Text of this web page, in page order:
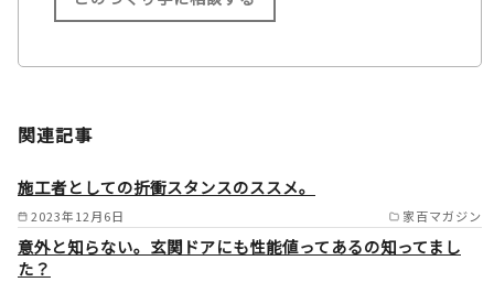
施工範囲
田市／佐伯市／臼杵市／津久見
市／竹田市／豊後高田市／杵築
市／宇佐市／豊後大野市／速見
関連記事
2023年12月6日 家百マガジン
施工者としての折衝スタンスのススメ。
意外と知らない。玄関ドアにも性能値ってあるの知ってまし
た？